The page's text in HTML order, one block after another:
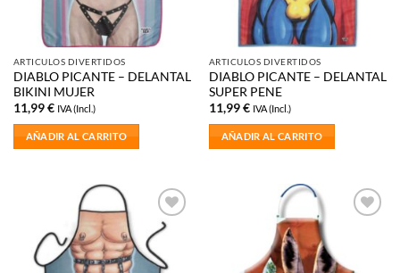
ARTICULOS DIVERTIDOS
DIABLO PICANTE – DELANTAL
BIKINI MUJER
11,99€ IVA (Incl.)
AÑADIR AL CARRITO
ARTICULOS DIVERTIDOS
DIABLO PICANTE – DELANTAL
SUPER PENE
11,99€ IVA (Incl.)
AÑADIR AL CARRITO
Añadir
lista de
deseos
deseos